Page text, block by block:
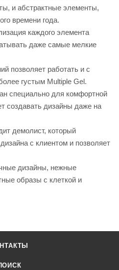
и абстрактные элементы,
времени года.
каждого элемента
даже самые мелкие
позволяет работать и с
густым Multiple Gel.
специально для комфортной
создавать дизайны даже на
демолист, который
с клиентом и позволяет
дизайны, нежные
образы с клеткой и